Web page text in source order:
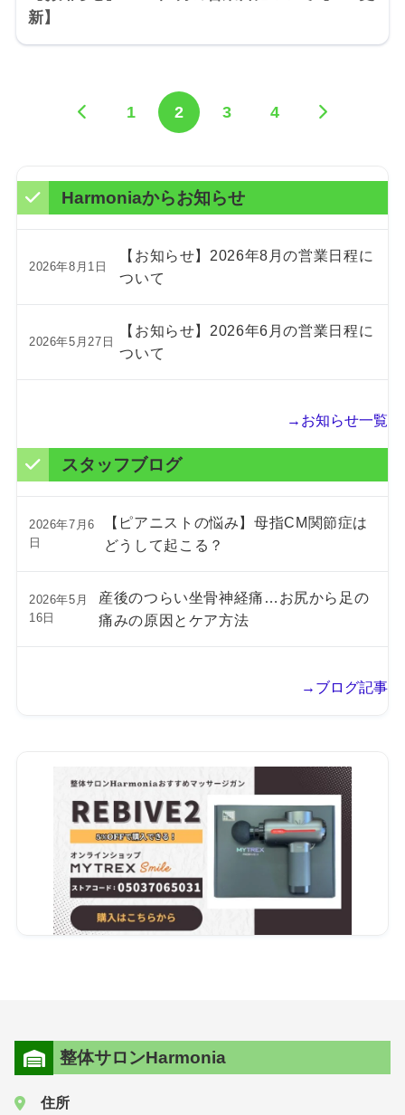
新】
1 2 3 4
Harmoniaからお知らせ
2026年8月1日
【お知らせ】2026年8月の営業日程に
ついて
2026年5月27日
【お知らせ】2026年6月の営業日程に
ついて
→お知らせ一覧
スタッフブログ
2026年7月6
日
【ピアニストの悩み】母指CM関節症は
どうして起こる？
2026年5月
16日
産後のつらい坐骨神経痛…お尻から足の
痛みの原因とケア方法
→ブログ記事
整体サロンHarmonia
住所